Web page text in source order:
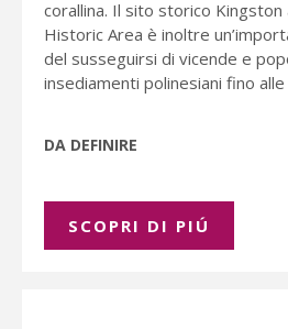
corallina. Il sito storico Kingston
Historic Area è inoltre
del susseguirsi di vicende e
insediamenti polinesiani fino
DA DEFINIRE
SCOPRI DI PIÚ